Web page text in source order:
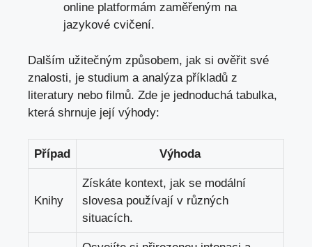
online⁤ platformám zaměřeným na⁣
jazykové cvičení.
Dalším​ užitečným ‍způsobem, jak ⁣si ověřit ‌své
znalosti, ⁢ je studium a‌ analýza příkladů z
literatury nebo filmů. Zde⁢ je⁣ jednoduchá tabulka,
která ⁢shrnuje její výhody:
Případ Výhoda
Knihy
Získáte kontext,‌ jak se modální
slovesa používají v ⁤různých
situacích.